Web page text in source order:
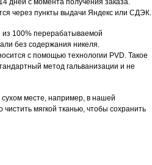
дней с момента получения заказа.
через пункты выдачи Яндекс или СДЭК.
100% перерабатываемой
без содержания никеля.
с помощью технологии PVD. Такое
метод гальванизации и не
месте, например, в нашей
мягкой тканью, чтобы сохранить